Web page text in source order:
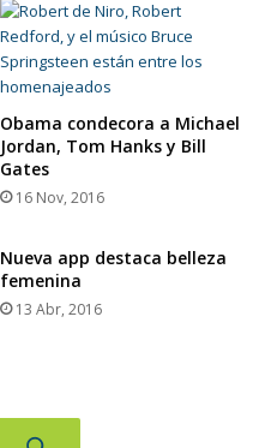
Obama condecora a Michael
Jordan, Tom Hanks y Bill
Gates
16 Nov, 2016
Nueva app destaca belleza
femenina
13 Abr, 2016